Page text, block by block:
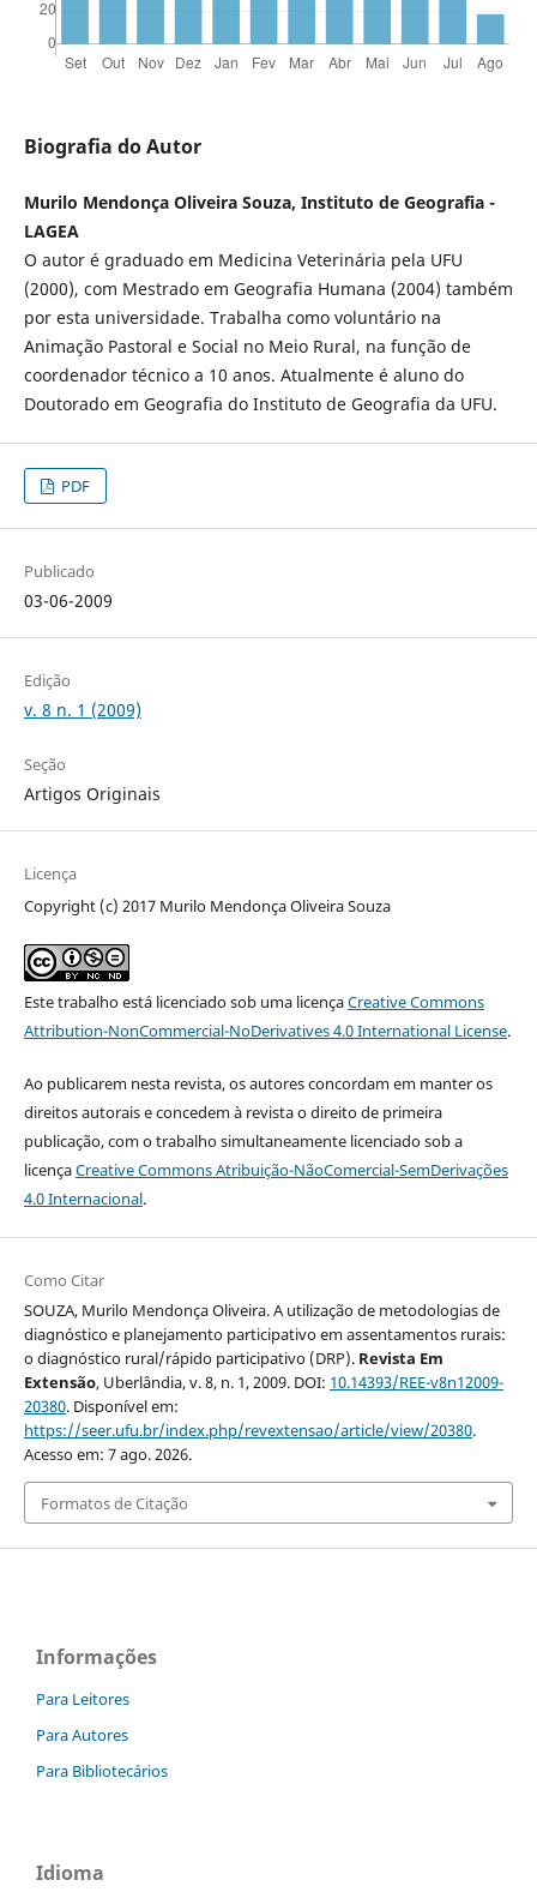
Biografia do Autor
Murilo Mendonça Oliveira Souza, Instituto de Geografia -
LAGEA
O autor é graduado em Medicina Veterinária pela UFU
(2000), com Mestrado em Geografia Humana (2004) também
por esta universidade. Trabalha como voluntário na
Animação Pastoral e Social no Meio Rural, na função de
coordenador técnico a 10 anos. Atualmente é aluno do
Doutorado em Geografia do Instituto de Geografia da UFU.
PDF
Publicado
03-06-2009
Edição
v. 8 n. 1 (2009)
Seção
Artigos Originais
Licença
Copyright (c) 2017 Murilo Mendonça Oliveira Souza
Este trabalho está licenciado sob uma licençaCreative Commons
Attribution-NonCommercial-NoDerivatives 4.0 International License.
Ao publicarem nesta revista, os autores concordam em manter os
direitos autorais e concedem à revista o direito de primeira
publicação, com o trabalho simultaneamente licenciado sob a
licençaCreative Commons Atribuição-NãoComercial-SemDerivações
4.0 Internacional.
Como Citar
SOUZA, Murilo Mendonça Oliveira. A utilização de metodologias de
diagnóstico e planejamento participativo em assentamentos rurais:
o diagnóstico rural/rápido participativo (DRP). Revista Em
Extensão, Uberlândia, v. 8, n. 1, 2009. DOI: 10.14393/REE-v8n12009-
20380. Disponível em:
https://seer.ufu.br/index.php/revextensao/article/view/20380.
Acesso em: 7 ago. 2026.
Formatos de Citação
Informações
Para Leitores
Para Autores
Para Bibliotecários
Idioma